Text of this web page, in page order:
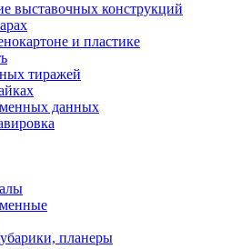
выставочных конструкций
и пластике
тиражей
данных
планеры